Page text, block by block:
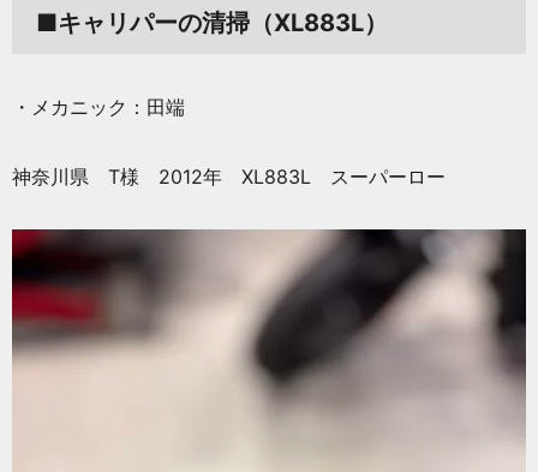
■キャリパーの清掃（XL883L）
・メカニック：田端
神奈川県 T様 2012年 XL883L スーパーロー